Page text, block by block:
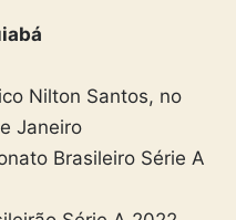
Nilton Santos, no
Janeiro
Brasileiro Série A